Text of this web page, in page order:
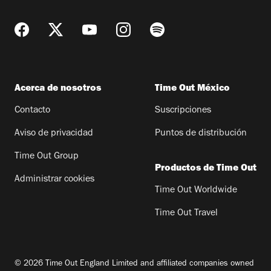
Acerca de nosotros
Contacto
Aviso de privacidad
Time Out Group
Administrar cookies
Time Out México
Suscripciones
Puntos de distribución
Productos de Time Out
Time Out Worldwide
Time Out Travel
© 2026 Time Out England Limited and affiliated companies owned